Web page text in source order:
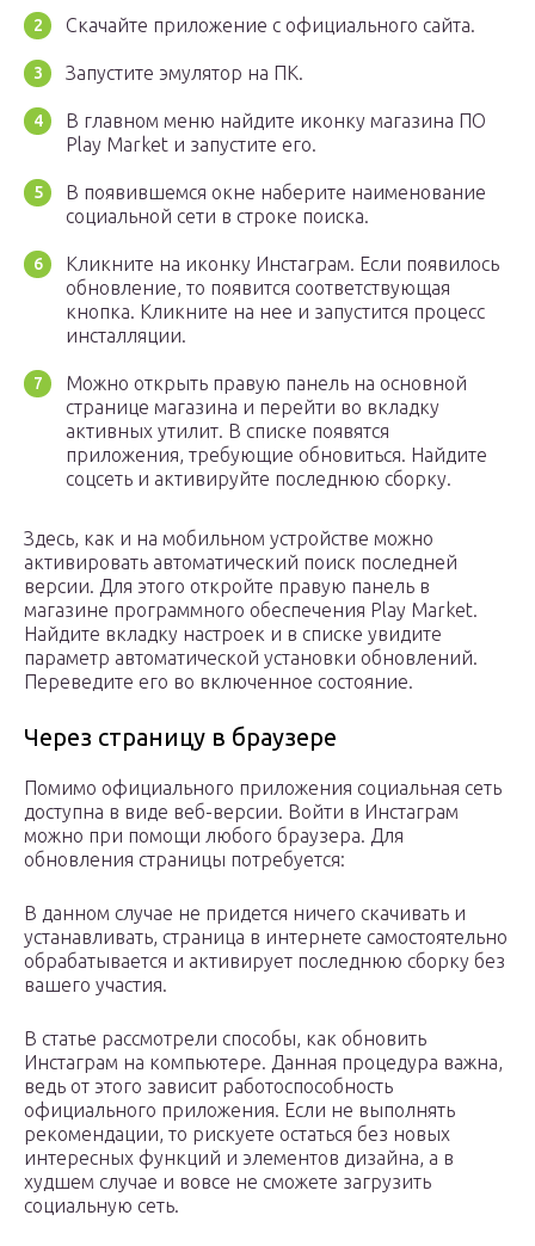
Скачайте приложение с официального сайта.
Запустите эмулятор на ПК.
В главном меню найдите иконку магазина ПО
Play Market и запустите его.
В появившемся окне наберите наименование
социальной сети в строке поиска.
Кликните на иконку Инстаграм. Если появилось
обновление, то появится соответствующая
кнопка. Кликните на нее и запустится процесс
инсталляции.
Можно открыть правую панель на основной
странице магазина и перейти во вкладку
активных утилит. В списке появятся
приложения, требующие обновиться. Найдите
соцсеть и активируйте последнюю сборку.
Здесь, как и на мобильном устройстве можно
активировать автоматический поиск последней
версии. Для этого откройте правую панель в
магазине программного обеспечения Play Market.
Найдите вкладку настроек и в списке увидите
параметр автоматической установки обновлений.
Переведите его во включенное состояние.
Через страницу в браузере
Помимо официального приложения социальная сеть
доступна в виде веб-версии. Войти в Инстаграм
можно при помощи любого браузера. Для
обновления страницы потребуется:
В данном случае не придется ничего скачивать и
устанавливать, страница в интернете самостоятельно
обрабатывается и активирует последнюю сборку без
вашего участия.
В статье рассмотрели способы, как обновить
Инстаграм на компьютере. Данная процедура важна,
ведь от этого зависит работоспособность
официального приложения. Если не выполнять
рекомендации, то рискуете остаться без новых
интересных функций и элементов дизайна, а в
худшем случае и вовсе не сможете загрузить
социальную сеть.